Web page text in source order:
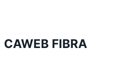
CAWEB FIBRA